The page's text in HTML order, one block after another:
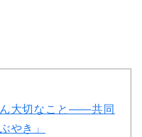
大切なこと――共同
やき」